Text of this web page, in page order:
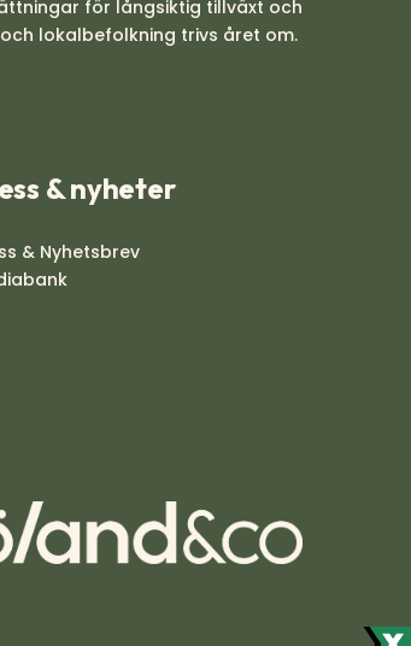
för långsiktig tillväxt och
lokalbefolkning trivs året om.
& nyheter
& Nyhetsbrev